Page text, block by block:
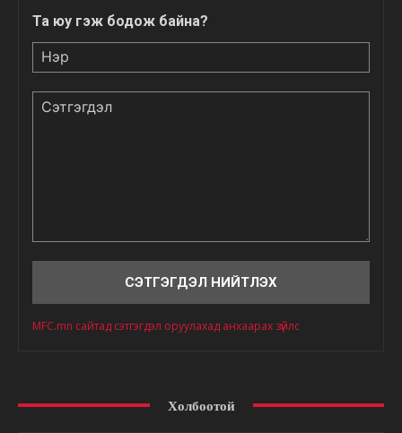
Та юу гэж бодож байна?
MFC.mn сайтад сэтгэгдэл оруулахад анхаарах зүйлс
Холбоотой